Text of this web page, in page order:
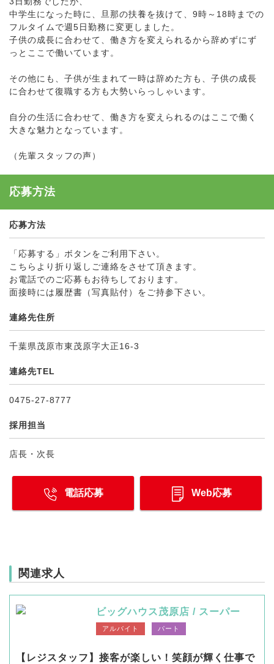
中学生になった時に、旦那の扶養を抜けて、9時～18時までの
フルタイムで週5日勤務に変更しました。
子供の成長に合わせて、働き方を変えられるから辞めずにず
っとここで働いています。
その他にも、子供が生まれて一時は辞めた方も、子供の成長
に合わせて復職する方も大勢いらっしゃいます。
自分の生活に合わせて、働き方を変えられるのはここで働く
大きな魅力となっています。
（先輩スタッフの声）
応募方法
応募方法
「応募する」ボタンをご利用下さい。
こちらより折り返しご連絡をさせて頂きます。
お電話でのご応募もお待ちしております。
面接時には履歴書（写真貼付）をご持参下さい。
連絡先住所
千葉県茂原市東茂原字大正16-3
連絡先TEL
0475-27-8777
採用担当
店長・次長
電話応募 Web応募
関連求人
ビッグハウス茂原店 / スーパー
アルバイト パート
【レジスタッフ】接客が楽しい！笑顔が輝く仕事で